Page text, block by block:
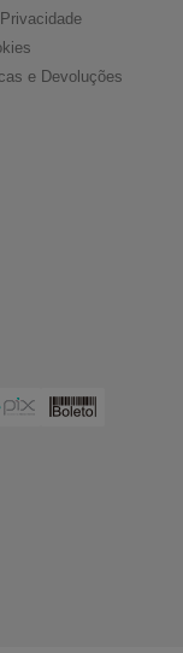
e Devoluções